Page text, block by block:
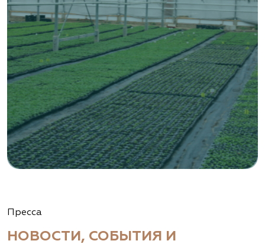
Пресса
НОВОСТИ, СОБЫТИЯ И